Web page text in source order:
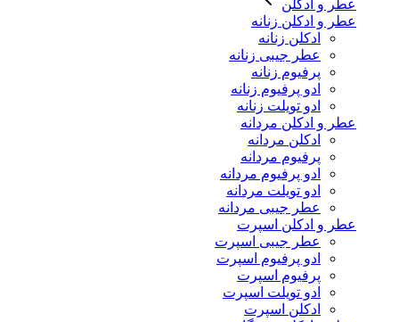
عطر و ادکلن
عطر و ادکلن زنانه
ادکلن زنانه
عطر جیبی زنانه
پرفیوم زنانه
ادو پرفیوم زنانه
ادو تویلت زنانه
عطر و ادکلن مردانه
ادکلن مردانه
پرفیوم مردانه
ادو پرفیوم مردانه
ادو تویلت مردانه
عطر جیبی مردانه
عطر و ادکلن اسپرت
عطر جیبی اسپرت
ادو پرفیوم اسپرت
پرفیوم اسپرت
ادو تویلت اسپرت
ادکلن اسپرت